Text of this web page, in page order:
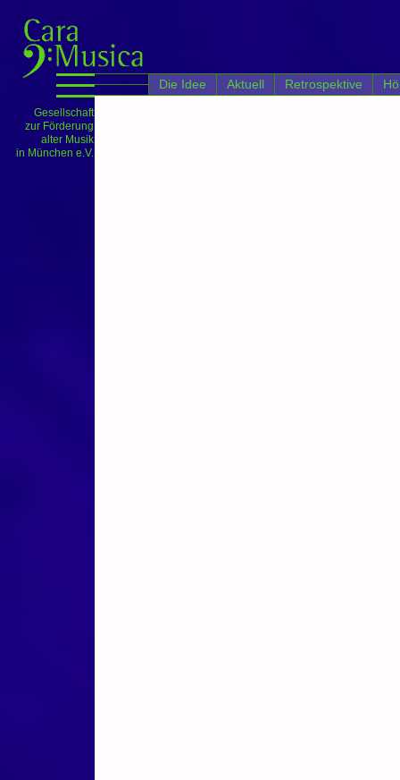
Gesellschaft
zur Förderung
alter Musik
in München e.V.
Die Idee Aktuell Retrospektive